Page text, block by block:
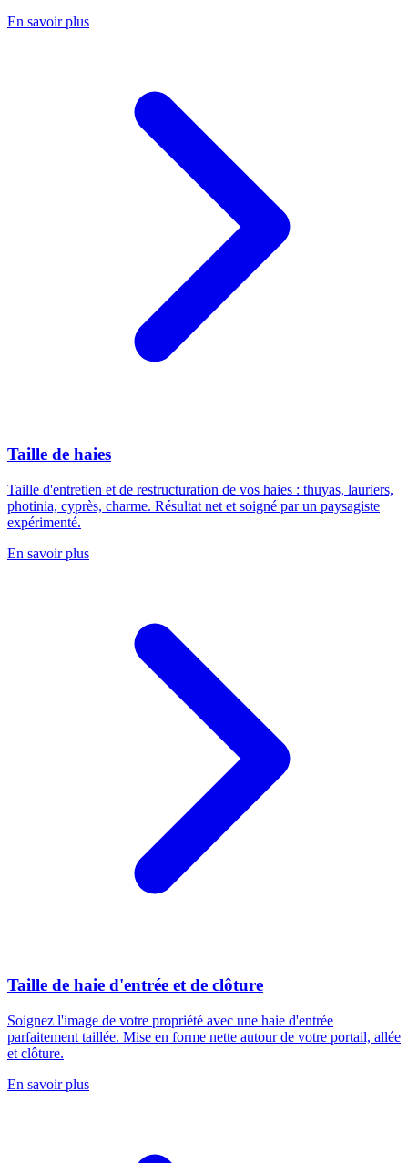
En savoir plus
Taille de haies
Taille d'entretien et de restructuration de vos haies : thuyas, lauriers,
photinia, cyprès, charme. Résultat net et soigné par un paysagiste
expérimenté.
En savoir plus
Taille de haie d'entrée et de clôture
Soignez l'image de votre propriété avec une haie d'entrée
parfaitement taillée. Mise en forme nette autour de votre portail, allée
et clôture.
En savoir plus